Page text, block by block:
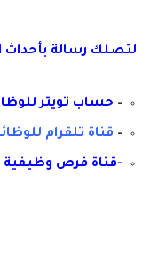
لتصلك رسالة بأحداث
– حساب تويتر
– قناة تلقرام
-قناة فرص وظيفية